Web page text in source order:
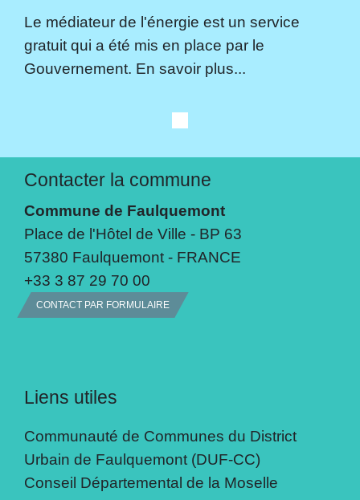
Le médiateur de l'énergie est un service
gratuit qui a été mis en place par le
Gouvernement. En savoir plus...
Contacter la commune
Commune de Faulquemont
Place de l'Hôtel de Ville - BP 63
57380 Faulquemont - FRANCE
+33 3 87 29 70 00
CONTACT PAR FORMULAIRE
Liens utiles
Communauté de Communes du District
Urbain de Faulquemont (DUF-CC)
Conseil Départemental de la Moselle